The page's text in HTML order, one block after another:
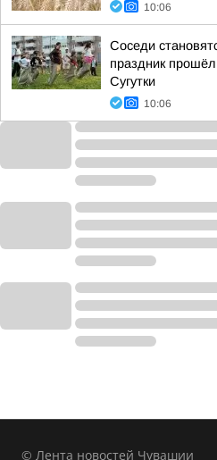
10:06
Соседи
праздник
Сугутки
10:06
© Лента новостей Чувашии